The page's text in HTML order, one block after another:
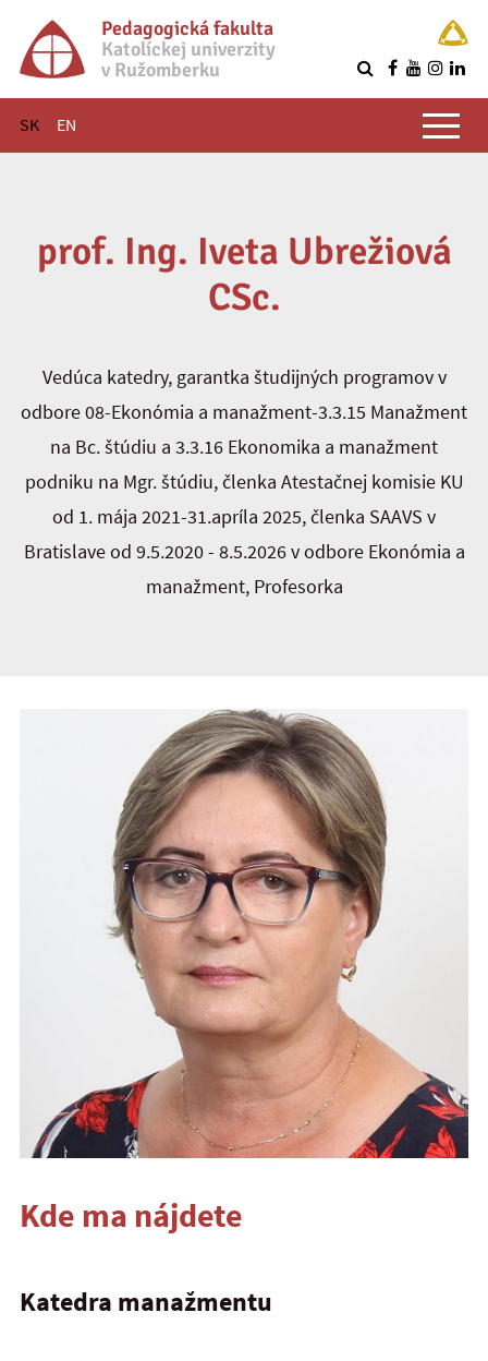
Pedagogická fakulta
Katolíckej univerzity
v Ružomberku
SK EN
Hlavné menu
prof. Ing. Iveta Ubrežiová
CSc.
Vedúca katedry, garantka študijných programov v
odbore 08-Ekonómia a manažment-3.3.15 Manažment
na Bc. štúdiu a 3.3.16 Ekonomika a manažment
podniku na Mgr. štúdiu, členka Atestačnej komisie KU
od 1. mája 2021-31.apríla 2025, členka SAAVS v
Bratislave od 9.5.2020 - 8.5.2026 v odbore Ekonómia a
manažment, Profesorka
Kde ma nájdete
Katedra manažmentu